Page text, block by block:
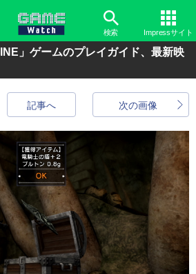
検索 Impressサイト
」ゲームのプレイガイド、最新映
次の画像
記事へ